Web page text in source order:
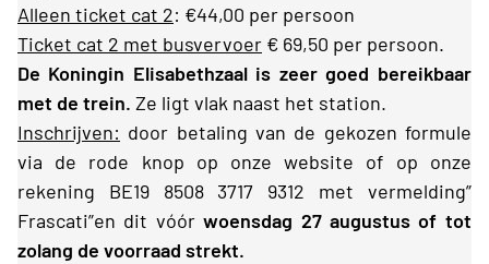
Alleen ticket cat 2: €44,00 per persoon
Ticket cat 2 met busvervoer € 69,50 per persoon.
De Koningin Elisabethzaal is zeer goed bereikbaar
met de trein. Ze ligt vlak naast het station.
Inschrijven: door betaling van de gekozen formule
via de rode knop op onze website of op onze
rekening BE19 8508 3717 9312 met vermelding”
Frascati”en dit vóórwoensdag 27 augustus of tot
zolang de voorraad strekt.